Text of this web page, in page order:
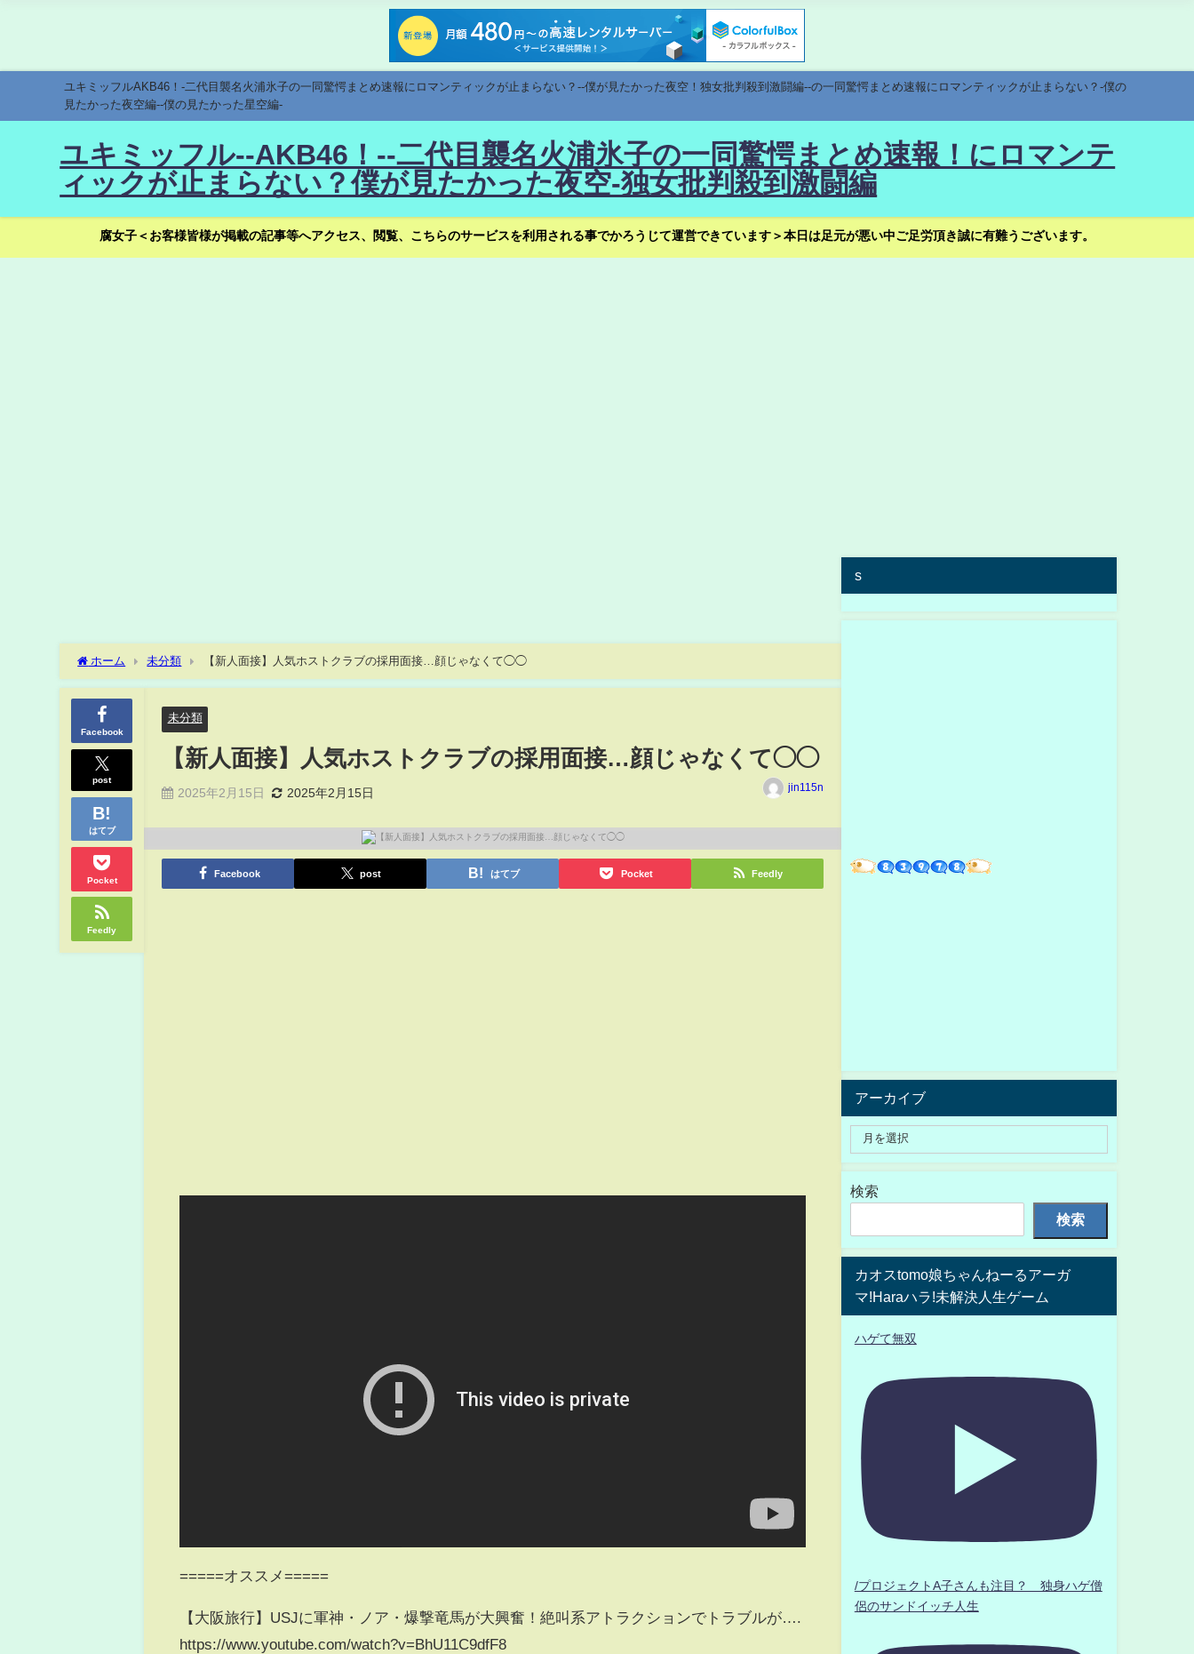
ユキミッフルAKB46！-二代目襲名火浦氷子の一同驚愕まとめ速報にロマンティックが止まらない？--僕が見たかった夜空！独女批判殺到激闘編--の一同驚愕まとめ速報にロマンティックが止まらない？-僕の
見たかった夜空編--僕の見たかった星空編-
ユキミッフル--AKB46！--二代目襲名火浦氷子の一同驚愕まとめ速報！にロマンテ
ィックが止まらない？僕が見たかった夜空-独女批判殺到激闘編
腐女子＜お客様皆様が掲載の記事等へアクセス、閲覧、こちらのサービスを利用される事でかろうじて運営できています＞本日は足元が悪い中ご足労頂き誠に有難うございます。
ホーム 未分類 【新人面接】人気ホストクラブの採用面接…顔じゃなくて◯◯
Facebook
post
はてブ
Pocket
Feedly
未分類
【新人面接】人気ホストクラブの採用面接…顔じゃなくて◯◯
2025年2月15日 2025年2月15日 jin115n
Facebook post はてブ Pocket Feedly
=====オススメ=====
【大阪旅行】USJに軍神・ノア・爆撃竜馬が大興奮！絶叫系アトラクションでトラブルが….
https://www.youtube.com/watch?v=BhU11C9dfF8
s
アーカイブ
検索
検索
カオスtomo娘ちゃんねーるアーガ
マ!Haraハラ!未解決人生ゲーム
ハゲて無双
/プロジェクトA子さんも注目？ 独身ハゲ僧
侶のサンドイッチ人生